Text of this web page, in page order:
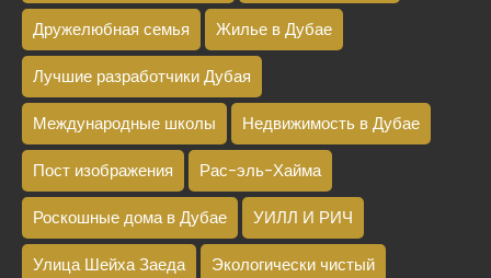
Дружелюбная семья Жилье в Дубае
Лучшие разработчики Дубая
Международные школы Недвижимость в Дубае
Пост изображения Рас-эль-Хайма
Роскошные дома в Дубае УИЛЛ И РИЧ
Улица Шейха Заеда Экологически чистый